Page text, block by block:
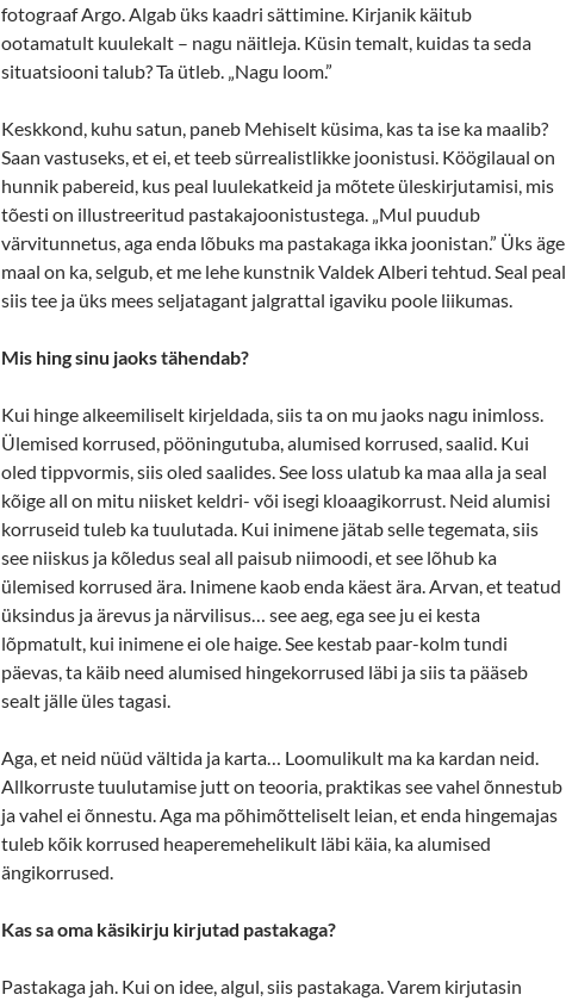
fotograaf Argo. Algab üks kaadri sättimine. Kirjanik käitub
ootamatult kuulekalt – nagu näitleja. Küsin temalt, kuidas ta seda
situatsiooni talub? Ta ütleb. „Nagu loom.”
Keskkond, kuhu satun, paneb Mehiselt küsima, kas ta ise ka maalib?
Saan vastuseks, et ei, et teeb sürrealistlikke joonistusi. Köögilaual on
hunnik pabereid, kus peal luulekatkeid ja mõtete üleskirjutamisi, mis
tõesti on illustreeritud pastakajoonistustega. „Mul puudub
värvitunnetus, aga enda lõbuks ma pastakaga ikka joonistan.” Üks äge
maal on ka, selgub, et me lehe kunstnik Valdek Alberi tehtud. Seal peal
siis tee ja üks mees seljatagant jalgrattal igaviku poole liikumas.
Mis hing sinu jaoks tähendab?
Kui hinge alkeemiliselt kirjeldada, siis ta on mu jaoks nagu inimloss.
Ülemised korrused, pööningutuba, alumised korrused, saalid. Kui
oled tippvormis, siis oled saalides. See loss ulatub ka maa alla ja seal
kõige all on mitu niisket keldri- või isegi kloaagikorrust. Neid alumisi
korruseid tuleb ka tuulutada. Kui inimene jätab selle tegemata, siis
see niiskus ja kõledus seal all paisub niimoodi, et see lõhub ka
ülemised korrused ära. Inimene kaob enda käest ära. Arvan, et teatud
üksindus ja ärevus ja närvilisus… see aeg, ega see ju ei kesta
lõpmatult, kui inimene ei ole haige. See kestab paar-kolm tundi
päevas, ta käib need alumised hingekorrused läbi ja siis ta pääseb
sealt jälle üles tagasi.
Aga, et neid nüüd vältida ja karta… Loomulikult ma ka kardan neid.
Allkorruste tuulutamise jutt on teooria, praktikas see vahel õnnestub
ja vahel ei õnnestu. Aga ma põhimõtteliselt leian, et enda hingemajas
tuleb kõik korrused heaperemehelikult läbi käia, ka alumised
ängikorrused.
Kas sa oma käsikirju kirjutad pastakaga?
Pastakaga jah. Kui on idee, algul, siis pastakaga. Varem kirjutasin